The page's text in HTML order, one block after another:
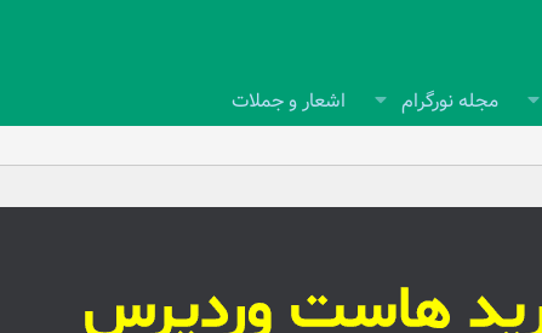
مجله نورگرام اشعار و جملات